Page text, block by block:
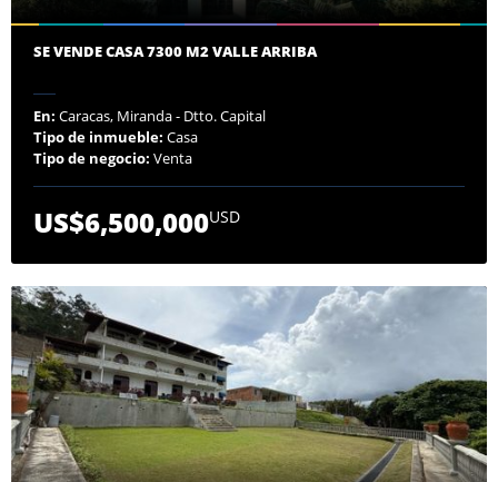
SE VENDE CASA 7300 M2 VALLE ARRIBA
En: Caracas, Miranda - Dtto. Capital
Tipo de inmueble: Casa
Tipo de negocio: Venta
US$6,500,000USD